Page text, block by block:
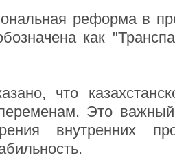
реформа в
как
что
Это
внутренних